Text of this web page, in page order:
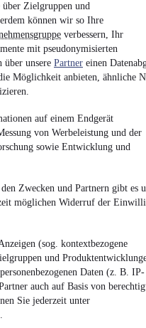
über Zielgruppen und
können wir so Ihre
verbessern, Ihr
mit pseudonymisierten
über unsere Partner einen
Möglichkeit anbieten, ähnliche
auf einem Endgerät
von Werbeleistung und der
sowie Entwicklung und
Zwecken und Partnern gibt es
möglichen Widerruf der
(sog. kontextbezogene
und
Daten (z. B. IP-
auch auf Basis von
Sie jederzeit unter
einfach
App installieren
Marken, auch als